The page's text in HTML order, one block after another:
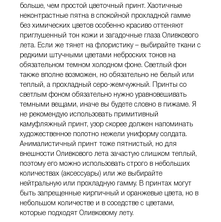
больше, чем простой цветочный принт. Хаотичные
неконтрастные пятна в спокойной прохладной гамме
без химических цветов особенно красиво оттеняют
приглушенный тон кожи и загадочные глаза Оливкового
лета. Если же тянет на флористику – выбирайте ткани с
редкими штучными цветами неброских тонов на
обязательном темном холодном фоне. Светлый фон
также вполне возможен, но обязательно не белый или
теплый, а прохладный серо-жемчужный. Принты со
светлым фоном обязательно нужно уравновешивать
темными вещами, иначе вы будете словно в пижаме. Я
не рекомендую использовать примитивный
камуфляжный принт, узор скорее должен напоминать
художественное полотно нежели униформу солдата.
Анималистичный принт тоже пятнистый, но для
внешности Оливкового лета зачастую слишком теплый,
поэтому его можно использовать строго в небольших
количествах (аксессуары) или же выбирайте
нейтральную или прохладную гамму. В принтах могут
быть запрещенные кирпичный и оранжевые цвета, но в
небольшом количестве и в соседстве с цветами,
которые подходят Оливковому лету.